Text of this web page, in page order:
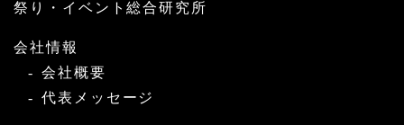
祭り・イベント総合研究所
会社情報
会社概要
代表メッセージ